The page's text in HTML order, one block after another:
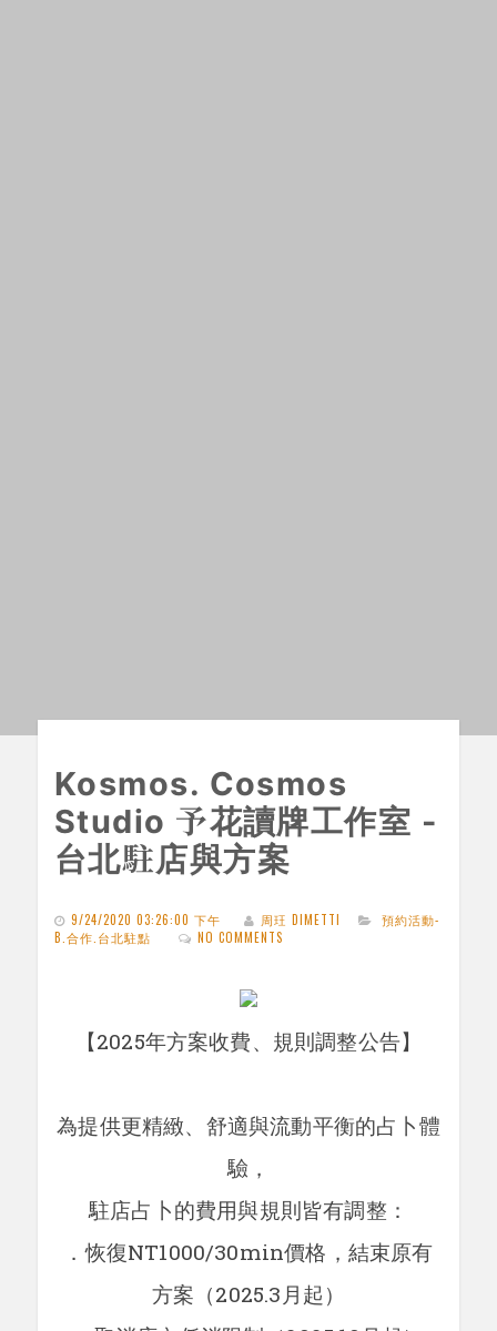
Kosmos. Cosmos
Studio 予花讀牌工作室 -
台北駐店與方案
9/24/2020 03:26:00 下午 周玨 DIMETTI
預約活動-
B.合作.台北駐點
NO COMMENTS
【2025年方案收費、規則調整公告】
為提供更精緻、舒適與流動平衡的占卜體
驗，
駐店占卜的費用與規則皆有調整：
．恢復NT1000/30min價格，結束原有
方案（2025.3月起）